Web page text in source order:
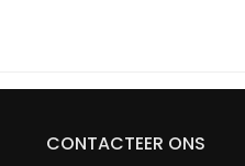
CONTACTEER ONS